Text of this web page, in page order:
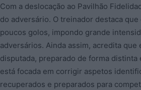
Com a deslocação ao Pavilhão
do adversário. O treinador destaca
poucos golos, impondo grande
adversários. Ainda assim, acredita
disputada, preparado de forma
está focada em corrigir aspetos
recuperados e preparados para